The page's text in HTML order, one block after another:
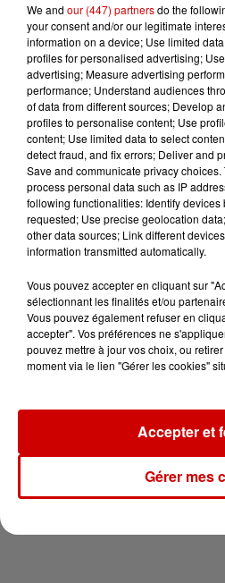
Gagnez
Musée du
Mans !
Alouette
Le Duel -
en jet ski !
Newsletter
We and our (447) partnersdo the
your consent and/or our legitimate
information on a device; Use limited
profiles for personalised advertising;
advertising; Measure advertising
performance; Understand audiences
of data from different sources; Develop
profiles to personalise content; Use
content; Use limited data to select
detect fraud, and fix errors; Deliver and
Save and communicate privacy
process personal data such as IP
following functionalities: Identify
requested; Use precise geolocation
other data sources; Link different
information transmitted automatically.
Vous pouvez accepter en cliquant sur
sélectionnant les finalités et/ou
Vous pouvez également refuser en
accepter". Vos préférences ne
pouvez mettre à jour vos choix, ou
moment via le lien "Gérer les cookies"
Gérer mes
Accepter et